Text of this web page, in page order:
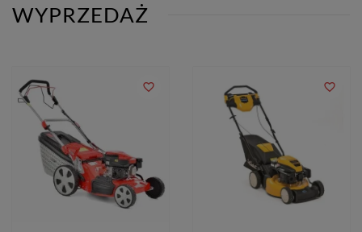
WYPRZEDAŻ
favorite_border favorite_border